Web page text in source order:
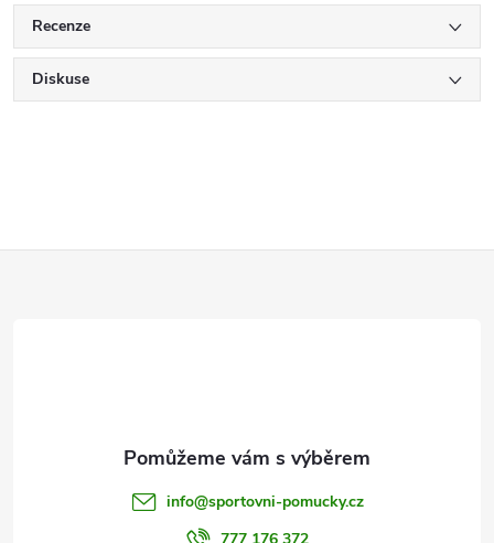
Recenze
Diskuse
info@sportovni-pomucky.cz